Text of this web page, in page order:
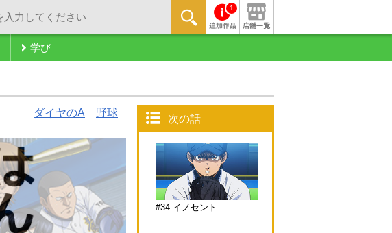
1
学び
ダイヤのA 野球
次の話
#34 イノセント